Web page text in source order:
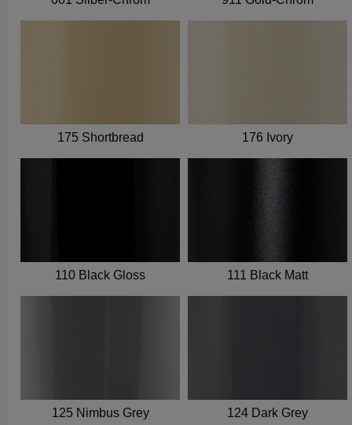
175 Shortbread 176 Ivory
110 Black Gloss 111 Black Matt
125 Nimbus Grey 124 Dark Grey